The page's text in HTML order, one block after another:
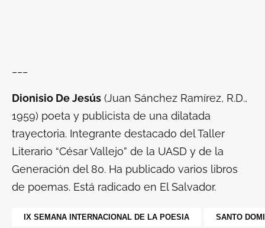
Dionisio De Jesús (Juan Sánchez Ramírez, R.D.,
1959) poeta y publicista de una dilatada
trayectoria. Integrante destacado del Taller
Literario “César Vallejo” de la UASD y de la
Generación del 80. Ha publicado varios libros
de poemas. Está radicado en El Salvador.
IX SEMANA INTERNACIONAL DE LA POESIA SANTO